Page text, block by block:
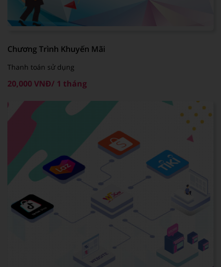
Chương Trình Khuyến Mãi
Thanh toán sử dụng
20,000 VNĐ/ 1 tháng